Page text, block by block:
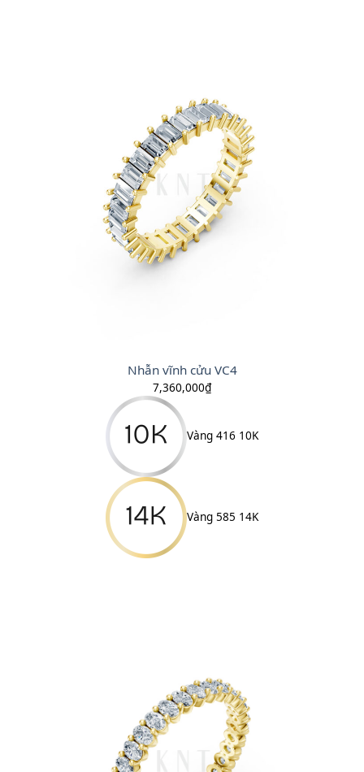
Nhẫn vĩnh cửu VC4
7,360,000₫
Vàng 416 10K
Vàng 585 14K